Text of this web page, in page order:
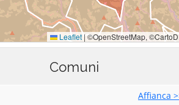
Comuni
Affianca